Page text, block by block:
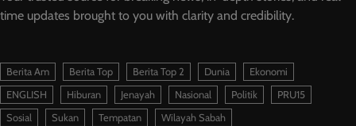
time updates brought to you with clarity and credibility.
Berita Am Berita Top Berita Top 2 Dunia
Ekonomi
ENGLISH
Hiburan Jenayah Nasional Politik
PRU15
Sosial
Sukan Tempatan Wilayah Sabah